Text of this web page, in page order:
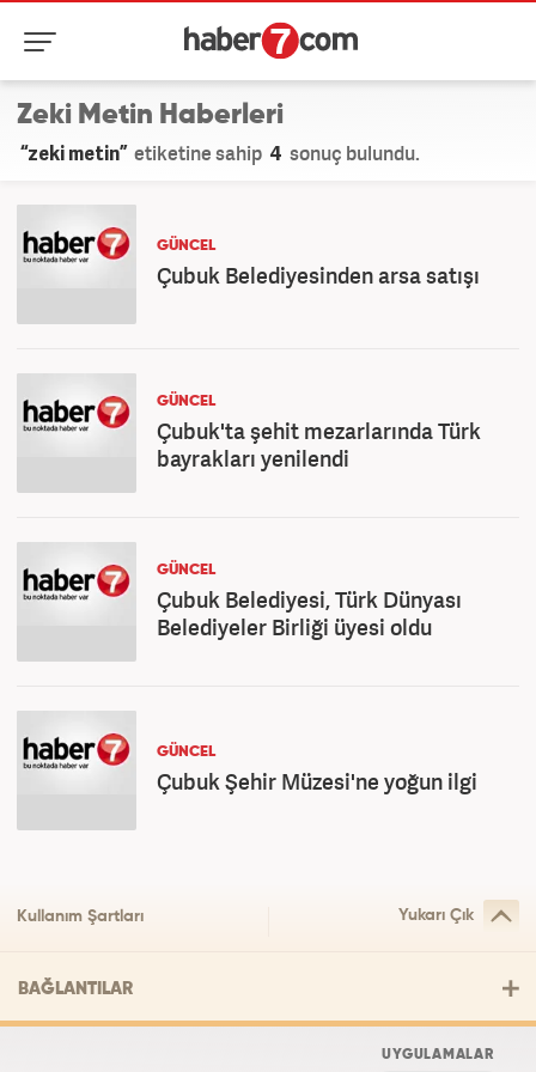
Zeki Metin Haberleri
“zeki metin” etiketine sahip 4 sonuç bulundu.
GÜNCEL
Çubuk Belediyesinden arsa satışı
GÜNCEL
Çubuk'ta şehit mezarlarında Türk
bayrakları yenilendi
GÜNCEL
Çubuk Belediyesi, Türk Dünyası
Belediyeler Birliği üyesi oldu
GÜNCEL
Çubuk Şehir Müzesi'ne yoğun ilgi
Kullanım Şartları Yukarı Çık
BAĞLANTILAR
UYGULAMALAR